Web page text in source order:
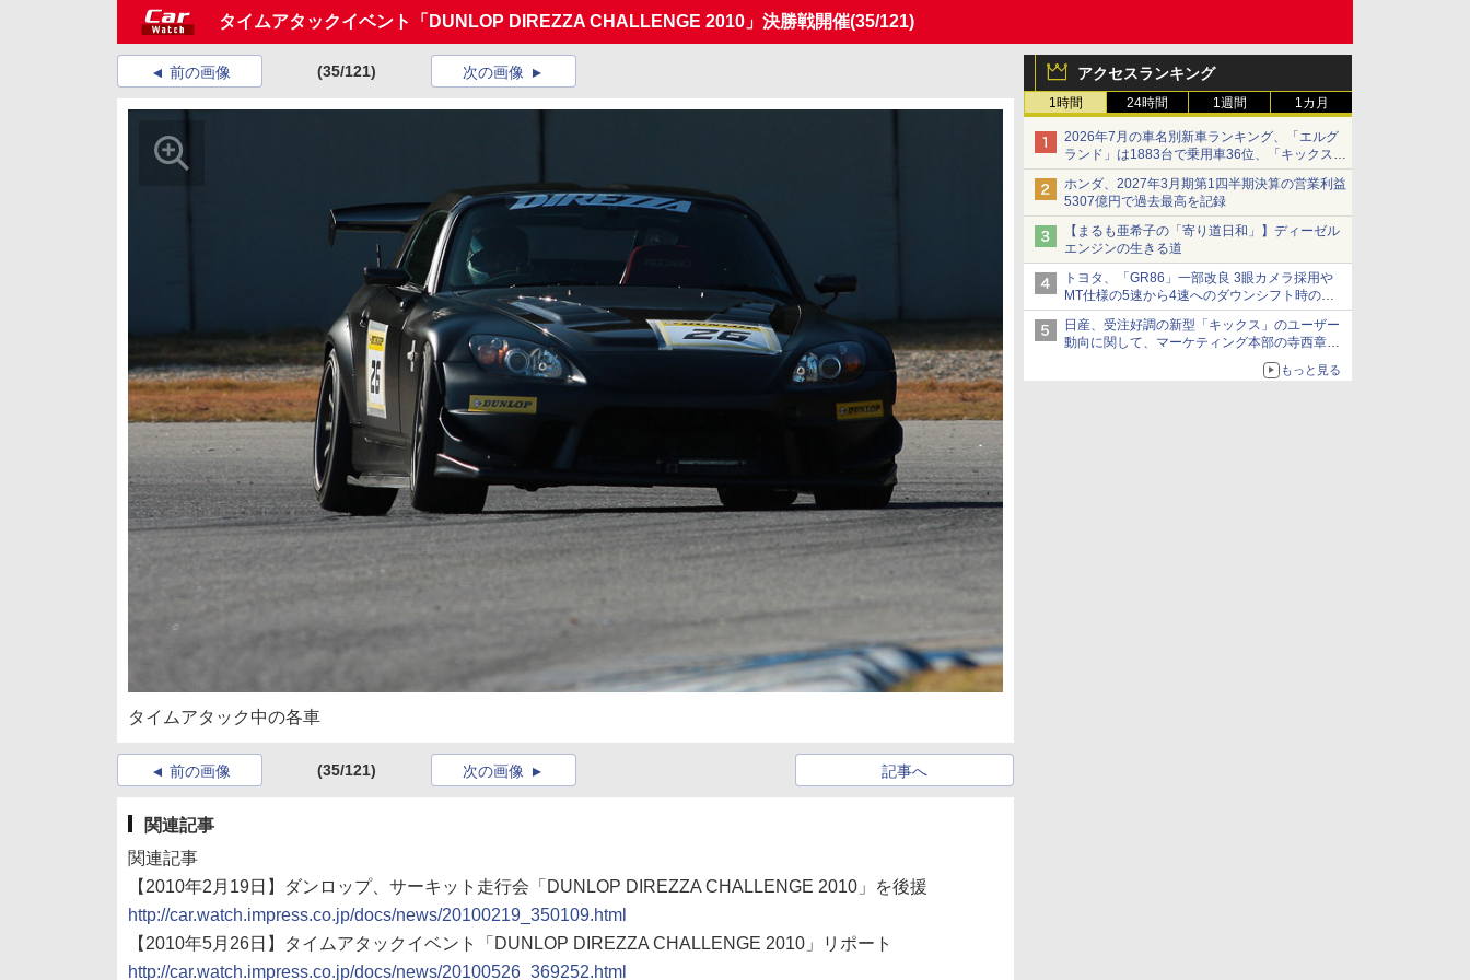
タイムアタックイベント「DUNLOP DIREZZA CHALLENGE 2010」決勝戦開催(35/121)
アクセスランキング
1時間 24時間 1週間 1カ月
2026年7月の車名別新車ランキング、「エルグ
ランド」は1883台で乗用車36位、「キックス」
は2591台で27位に
ホンダ、2027年3月期第1四半期決算の営業利益
5307億円で過去最高を記録
【まるも亜希子の「寄り道日和」】ディーゼル
エンジンの生きる道
トヨタ、「GR86」一部改良 3眼カメラ採用や
MT仕様の5速から4速へのダウンシフト時の操
作性向上など
日産、受注好調の新型「キックス」のユーザー
動向に関して、マーケティング本部の寺西章氏
もっと見る
前の画像 (35/121) 次の画像
タイムアタック中の各車
前の画像 (35/121) 記事へ
次の画像
関連記事
関連記事
【2010年2月19日】ダンロップ、サーキット走行会「DUNLOP DIREZZA CHALLENGE 2010」を後援
http://car.watch.impress.co.jp/docs/news/20100219_350109.html
【2010年5月26日】タイムアタックイベント「DUNLOP DIREZZA CHALLENGE 2010」リポート
http://car.watch.impress.co.jp/docs/news/20100526_369252.html